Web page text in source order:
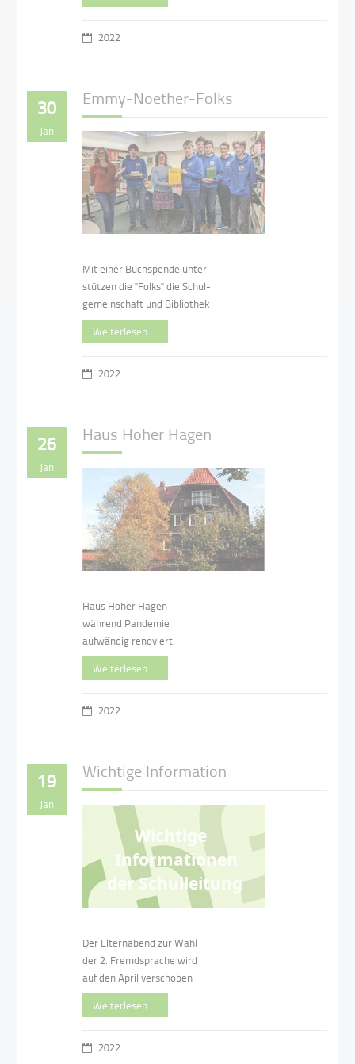
2022
30
Jan
Emmy-Noether-Folks
Mit einer Buchspende unter-
stützen die "Folks" die Schul-
gemeinschaft und Bibliothek
Weiterlesen …
2022
26
Jan
Haus Hoher Hagen
Haus Hoher Hagen
während Pandemie
aufwändig renoviert
Weiterlesen …
2022
19
Jan
Wichtige Information
Der Elternabend zur Wahl
der 2. Fremdsprache wird
auf den April verschoben
Weiterlesen …
2022